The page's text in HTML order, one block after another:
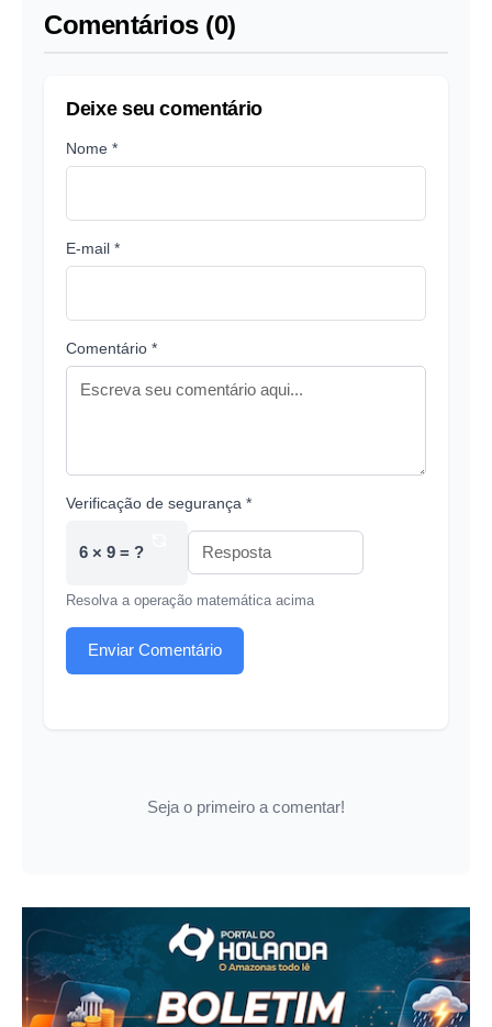
Comentários (0)
Deixe seu comentário
Nome *
E-mail *
Comentário *
Verificação de segurança *
6 × 9 = ?
Resolva a operação matemática acima
Enviar Comentário
Seja o primeiro a comentar!